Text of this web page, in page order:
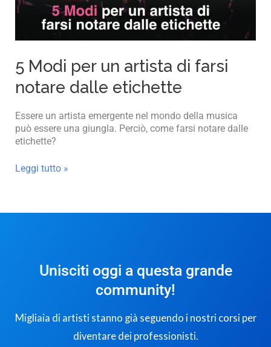
5 Modi per un artista di farsi
notare dalle etichette
Essere un artista emergente nel mondo della musica
può essere una giungla. Perciò, come farsi notare dalle
etichette?
notare
Leggi tutto »
Unisciti oggi a questa grande
community!
Migliaia di artisti stanno già seguendo i nostri corsi per
diventare dei professionisti.